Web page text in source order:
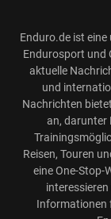
Enduro.de ist
Endurosport und
aktuelle
und
Nachrichten
an, darunter
Reisen, Touren
eine One-Stop-
Informationen